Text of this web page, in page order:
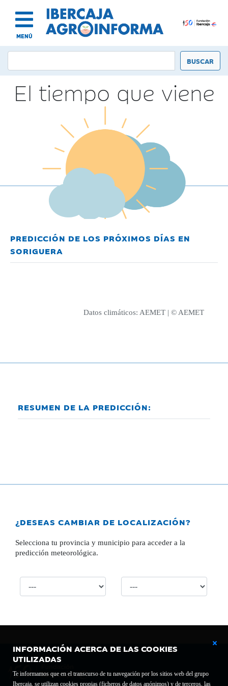
MENÚ
INFORMACIÓN ACERCA DE LAS COOKIES
UTILIZADAS
Te informamos que en el transcurso de tu navegación por los sitios web del grupo
Ibercaja, se utilizan cookies propias (ficheros de datos anónimos) y de terceros, las
El tiempo que viene
PREDICCIÓN DE LOS PRÓXIMOS DÍAS EN
SORIGUERA
Datos climáticos: AEMET | © AEMET
RESUMEN DE LA PREDICCIÓN:
¿DESEAS CAMBIAR DE LOCALIZACIÓN?
Selecciona tu provincia y municipio para acceder a la
predicción meteorológica.